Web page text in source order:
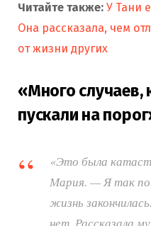
Читайте также: У Тани
Она рассказала, чем
от жизни других
«Много случаев,
пускали на
«Это была
Мария. — Я так
жизнь
нет. Рассказала